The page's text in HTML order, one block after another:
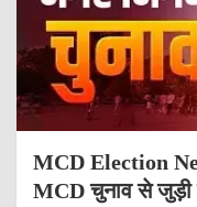
MCD Election
MCD चुनाव से जुड़ी